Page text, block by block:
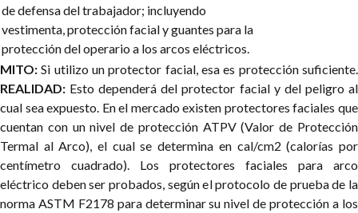
de defensa del trabajador; incluyendo
vestimenta, protección facial y guantes para la
protección del operario a los arcos eléctricos.
MITO: Si utilizo un protector facial, esa es protección suficiente.
REALIDAD: Esto dependerá del protector facial y del peligro al
cual sea expuesto. En el mercado existen protectores faciales que
cuentan con un nivel de protección ATPV (Valor de Protección
Termal al Arco), el cual se determina en cal/cm2 (calorías por
centímetro cuadrado). Los protectores faciales para arco
eléctrico deben ser probados, según el protocolo de prueba de la
norma ASTM F2178 para determinar su nivel de protección a los